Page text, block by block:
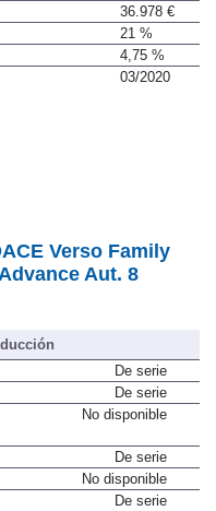
36.978 €
21 %
4,75 %
03/2020
Verso Family
Aut. 8
De serie
De serie
No disponible
De serie
No disponible
De serie